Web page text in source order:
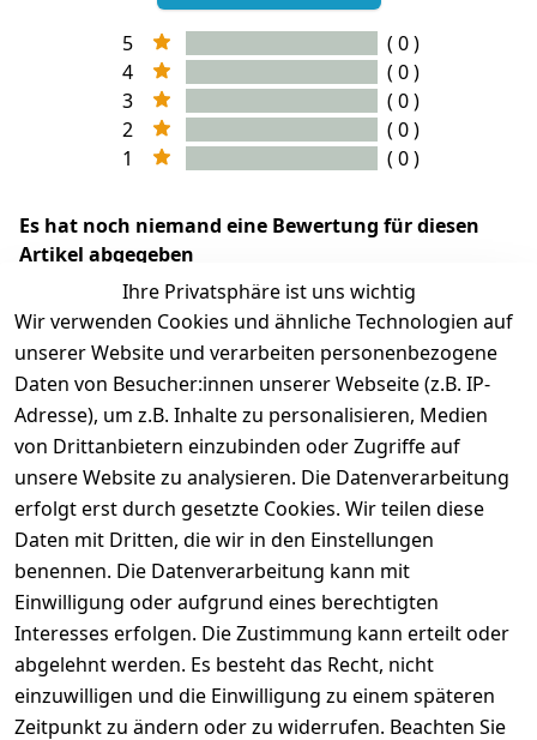
5
( 0 )
4
( 0 )
3
( 0 )
2
( 0 )
1
( 0 )
Es hat noch niemand eine Bewertung für diesen
Artikel abgegeben
Ihre Privatsphäre ist uns wichtig
Wir verwenden Cookies und ähnliche Technologien auf
unserer Website und verarbeiten personenbezogene
Daten von Besucher:innen unserer Webseite (z.B. IP-
Adresse), um z.B. Inhalte zu personalisieren, Medien
von Drittanbietern einzubinden oder Zugriffe auf
unsere Website zu analysieren. Die Datenverarbeitung
erfolgt erst durch gesetzte Cookies. Wir teilen diese
Daten mit Dritten, die wir in den Einstellungen
benennen. Die Datenverarbeitung kann mit
Einwilligung oder aufgrund eines berechtigten
Interesses erfolgen. Die Zustimmung kann erteilt oder
abgelehnt werden. Es besteht das Recht, nicht
einzuwilligen und die Einwilligung zu einem späteren
Zeitpunkt zu ändern oder zu widerrufen. Beachten Sie
Rechtliches
Impressum
Datenschutze
rklärung
Batterieentsor
Services
Kontakt
Registrieren
Zahlung und
Versand
Wir
versenden
mit
Folgt uns
gern auf
Zahle
bequem per